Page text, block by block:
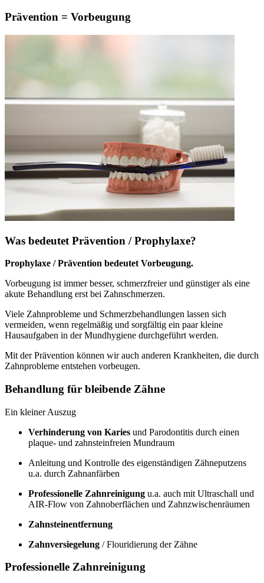
Prävention = Vorbeugung
Was bedeutet Prävention / Prophylaxe?
Prophylaxe / Prävention bedeutet Vorbeugung.
Vorbeugung ist immer besser, schmerzfreier und günstiger als eine
akute Behandlung erst bei Zahnschmerzen.
Viele Zahnprobleme und Schmerzbehandlungen lassen sich
vermeiden, wenn regelmäßig und sorgfältig ein paar kleine
Hausaufgaben in der Mundhygiene durchgeführt werden.
Mit der Prävention können wir auch anderen Krankheiten, die durch
Zahnprobleme entstehen vorbeugen.
Behandlung für bleibende Zähne
Ein kleiner Auszug
Verhinderung von Karies und Parodontitis durch einen
plaque- und zahnsteinfreien Mundraum
Anleitung und Kontrolle des eigenständigen Zähneputzens
u.a. durch Zahnanfärben
Professionelle Zahnreinigung u.a. auch mit Ultraschall und
AIR-Flow von Zahnoberflächen und Zahnzwischenräumen
Zahnsteinentfernung
Zahnversiegelung / Flouridierung der Zähne
Professionelle Zahnreinigung